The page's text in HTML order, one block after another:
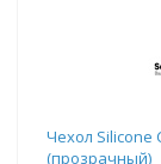
Чехол Silicone
(прозрачный)